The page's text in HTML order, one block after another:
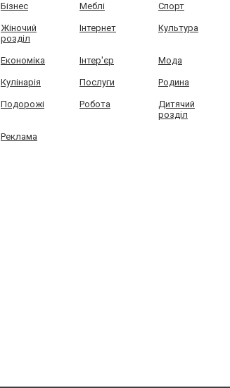
Бізнес Меблі Спорт
Жіночий
розділ
Інтернет Культура
Економіка Інтер'єр Мода
Кулінарія Послуги Родина
Подорожі Робота
Дитячий
розділ
Реклама